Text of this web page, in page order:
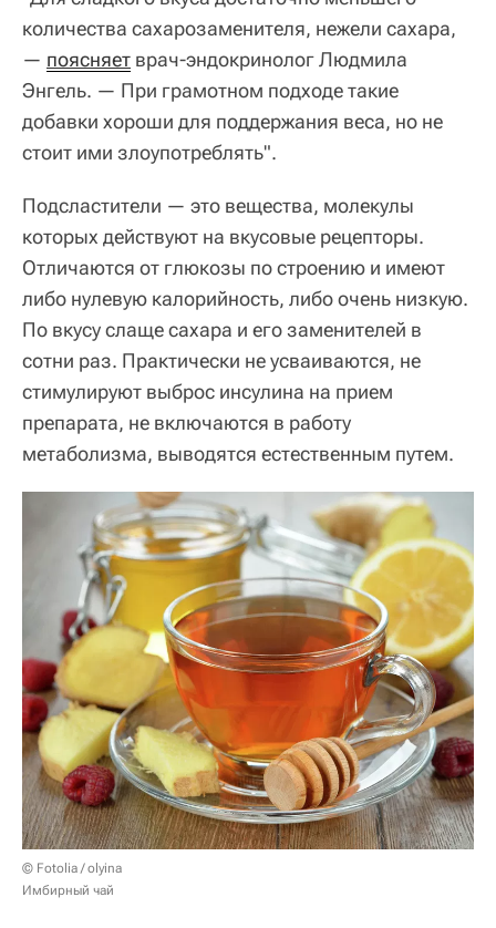
количества сахарозаменителя, нежели сахара,
— поясняет врач-эндокринолог Людмила
Энгель. — При грамотном подходе такие
добавки хороши для поддержания веса, но не
стоит ими злоупотреблять".
Подсластители — это вещества, молекулы
которых действуют на вкусовые рецепторы.
Отличаются от глюкозы по строению и имеют
либо нулевую калорийность, либо очень низкую.
По вкусу слаще сахара и его заменителей в
сотни раз. Практически не усваиваются, не
стимулируют выброс инсулина на прием
препарата, не включаются в работу
метаболизма, выводятся естественным путем.
© Fotolia / olyina
Имбирный чай